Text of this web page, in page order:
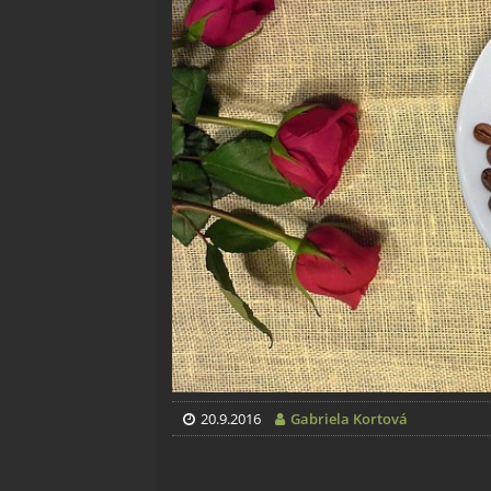
20.9.2016 Gabriela Kortová